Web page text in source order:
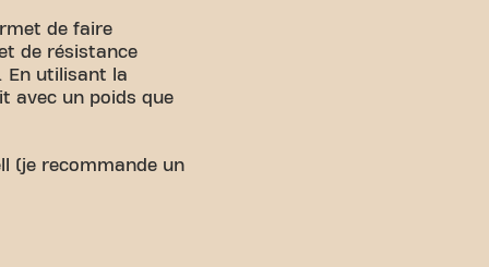
de faire
de résistance
En utilisant la
avec un poids que
(je recommande un